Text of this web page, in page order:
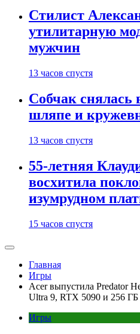
Стилист
утилитарную
мужчин
13 часов спустя
Собчак снялась
шляпе и
13 часов спустя
55-летняя
восхитила
изумрудном
15 часов спустя
Главная
Игры
Acer выпустила Predator
Ultra 9, RTX 5090 и 256
Игры